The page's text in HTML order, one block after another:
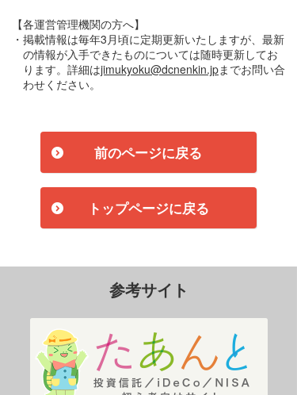
【各運営管理機関の方へ】
・掲載情報は毎年3月頃に定期更新いたしますが、最新
の情報が入手できたものについては随時更新してお
ります。詳細はjimukyoku@dcnenkin.jpまでお問い合
わせください。
前のページに戻る
トップページに戻る
参考サイト